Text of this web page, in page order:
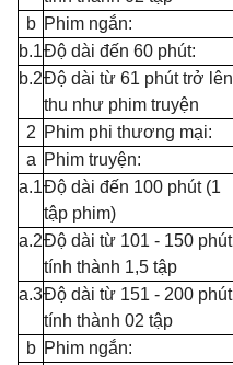
b Phim ngắn:
b.1Độ dài đến 60 phút:
b.2Độ dài từ 61 phút trở lên
thu như phim truyện
2 Phim phi thương mại:
a Phim truyện:
a.1Độ dài đến 100 phút (1
tập phim)
a.2Độ dài từ 101 - 150 phút
tính thành 1,5 tập
a.3Độ dài từ 151 - 200 phút
tính thành 02 tập
b Phim ngắn: